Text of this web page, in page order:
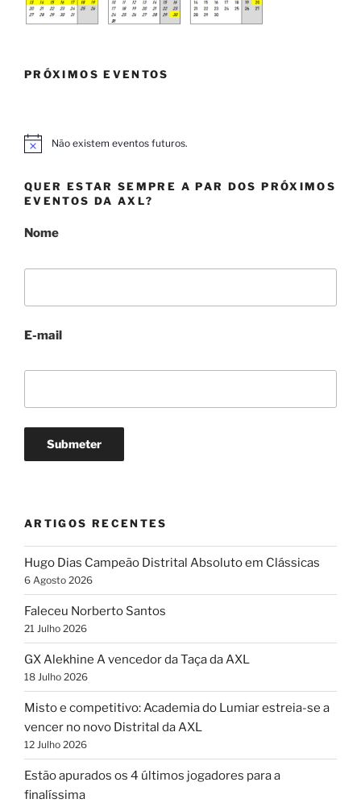
PRÓXIMOS EVENTOS
A
s
o
Não existem eventos futuros.
QUER ESTAR SEMPRE A PAR DOS PRÓXIMOS
EVENTOS DA AXL?
Nome
E-mail
ARTIGOS RECENTES
Hugo Dias Campeão Distrital Absoluto em Clássicas
6 Agosto 2026
Faleceu Norberto Santos
21 Julho 2026
GX Alekhine A vencedor da Taça da AXL
18 Julho 2026
Misto e competitivo: Academia do Lumiar estreia-se a
vencer no novo Distrital da AXL
12 Julho 2026
Estão apurados os 4 últimos jogadores para a
finalíssima